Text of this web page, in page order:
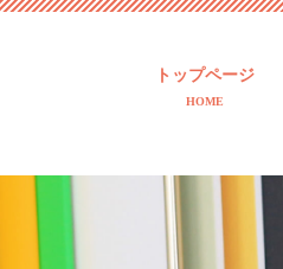
トップページ
HOME